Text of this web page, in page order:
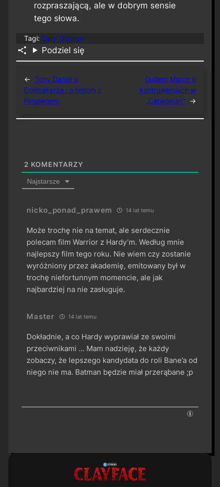
rozpraszającą, ale w dobrym sensie
tego słowa.
Tagi: Gary Oldman
Podziel się
← Tony Daniel o
Dollmakerze i o historii z
Pingiwnem
Guillem March o
kontrowersjach w
„Catwoman” →
2 KOMENTARZY
Najstarsze
nicko_ponad_prawem 14 lat temu
Może trochę nie na temat, ale serdecznie
polecam film Warrior z Hardy’m. Według mnie
najlepszy film tego roku. Nie wiem czy zostanie
wyróżniony przez akademię, emitowany był w
trochę niefortunnym momencie, ale jak
najbardziej na nie zasługuje.
Master 14 lat temu
Dokładnie, a co Hardy wyprawiał ze swoimi
przeciwnikami … Mam nadzieję, że każdy
zobaczy, że lepszego kandydata do roli Bane’a od
niego nie ma. Batman będzie miał przerąbane ;p